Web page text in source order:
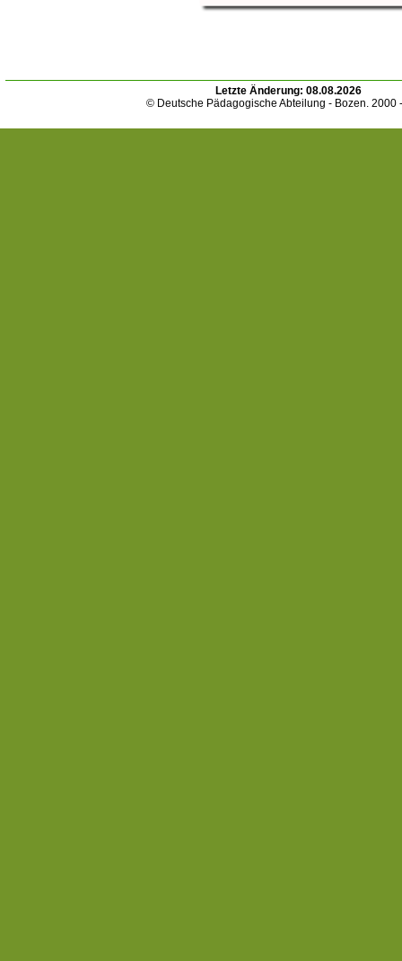
Letzte Änderung: 08.08.2026
© Deutsche Pädagogische Abteilung - Bozen. 2000